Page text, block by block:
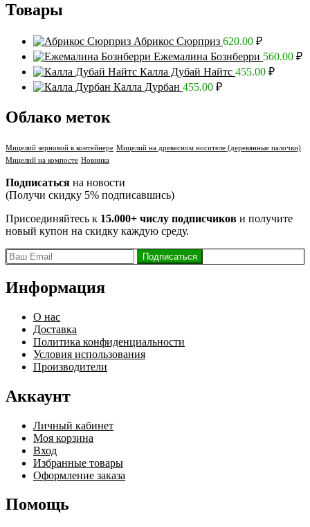
Товары
Абрикос Сюрприз 620.00 ₽
Ежемалина Бознберри 560.00 ₽
Калла Дубай Найтс 455.00 ₽
Калла Дурбан 455.00 ₽
Облако меток
Мицелий зерновой в контейнере Мицелий на древесном носителе (деревянные палочки)
Мицелий на компосте Новинка
Подписаться на новости
(Получи скидку 5% подписавшись)
Присоединяйтесь к 15.000+ числу подписчиков и получите
новый купон на скидку каждую среду.
Информация
О нас
Доставка
Политика конфиденциальности
Условия использования
Производители
Аккаунт
Личный кабинет
Моя корзина
Вход
Избранные товары
Оформление заказа
Помощь